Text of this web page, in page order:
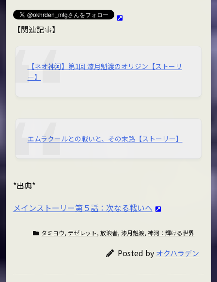
【関連記事】
【ネオ神河】第1回 漆月魁渡のオリジン【ストーリ
ー】
エムラクールとの戦いと、その末路【ストーリー】
*出典*
メインストーリー第５話：次なる戦いへ
タミヨウ, テゼレット,放浪者,漆月魁渡,神河：輝ける世界
Posted by オクハラデン